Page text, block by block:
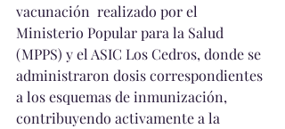
vacunación  realizado por el
Ministerio Popular para la Salud
(MPPS) y el ASIC Los Cedros, donde se
administraron dosis correspondientes
a los esquemas de inmunización,
contribuyendo activamente a la